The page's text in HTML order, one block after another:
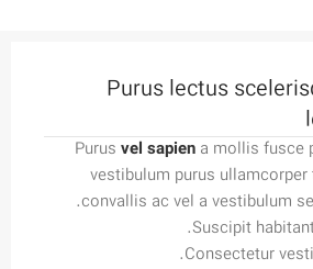
Purus lectus
Purus vel sapien a mollis fusce
vestibulum purus
convallis ac vel a vestibulum
Suscipit
Consectetur